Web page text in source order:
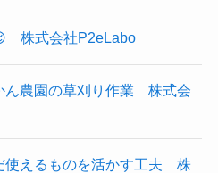
株式会社P2eLabo
ん農園の草刈り作業 株式会
使えるものを活かす工夫 株